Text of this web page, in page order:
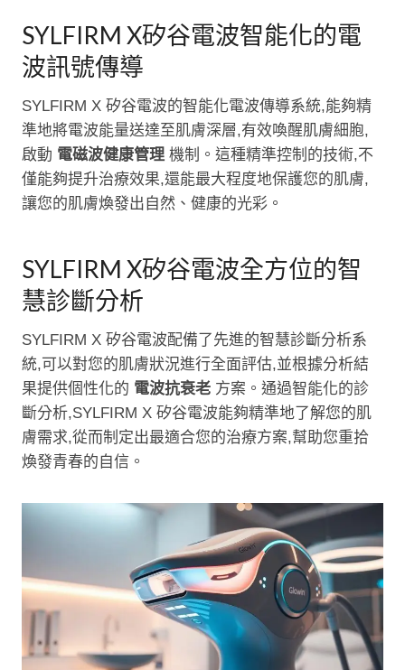
SYLFIRM X矽谷電波智能化的電
波訊號傳導
SYLFIRM X 矽谷電波的智能化電波傳導系統,能夠精
準地將電波能量送達至肌膚深層,有效喚醒肌膚細胞,
啟動 電磁波健康管理 機制。這種精準控制的技術,不
僅能夠提升治療效果,還能最大程度地保護您的肌膚,
讓您的肌膚煥發出自然、健康的光彩。
SYLFIRM X矽谷電波全方位的智
慧診斷分析
SYLFIRM X 矽谷電波配備了先進的智慧診斷分析系
統,可以對您的肌膚狀況進行全面評估,並根據分析結
果提供個性化的 電波抗衰老 方案。通過智能化的診
斷分析,SYLFIRM X 矽谷電波能夠精準地了解您的肌
膚需求,從而制定出最適合您的治療方案,幫助您重拾
煥發青春的自信。